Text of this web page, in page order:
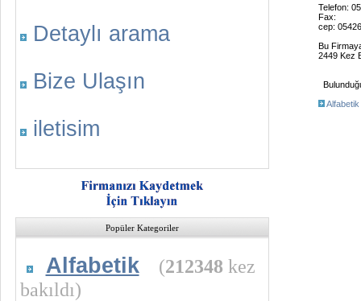
Detaylı arama
Bize Ulaşın
iletisim
Popüler Kategoriler
Alfabetik (212348 kez
bakıldı)
Telefon:
Fax:
cep:
Bu
2449 Kez
Alfabetik